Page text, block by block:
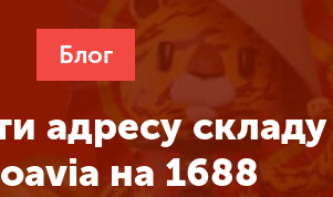
Блог
адреcу складу
на 1688